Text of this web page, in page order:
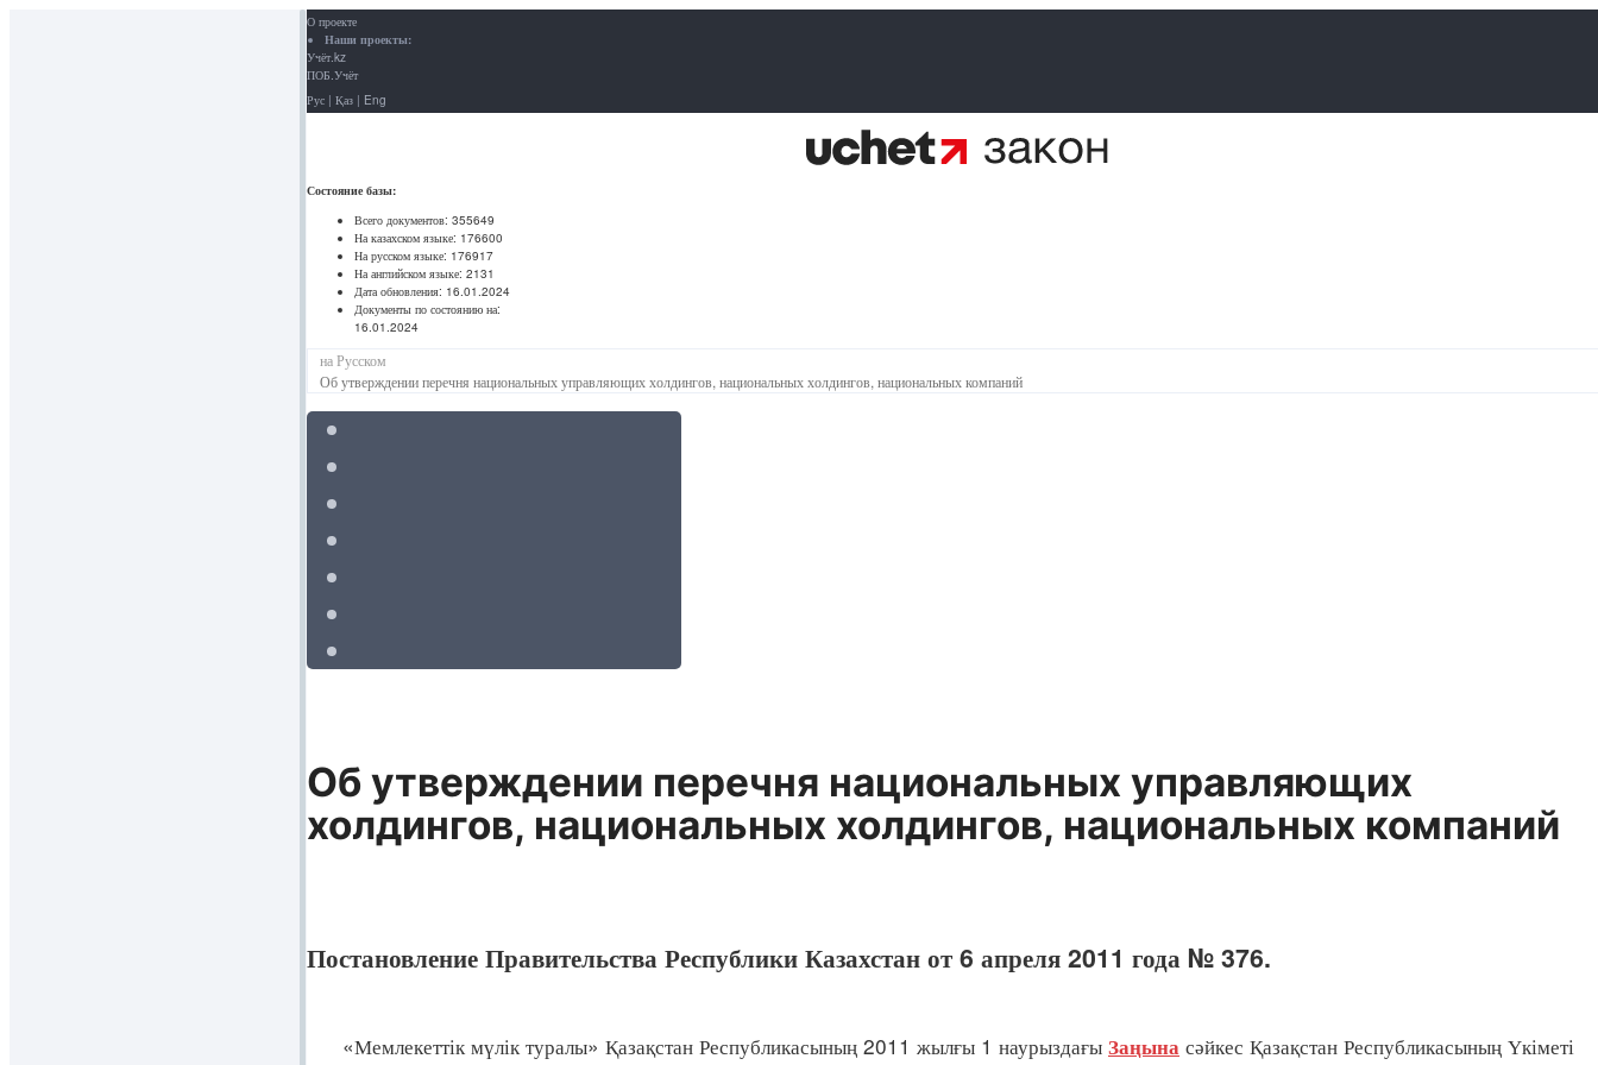
О проекте
Наши проекты:
Учёт.kz
ПОБ.Учёт
Рус | Қаз | Eng
Состояние базы:
Всего документов: 355649
На казахском языке: 176600
На русском языке: 176917
На английском языке: 2131
Дата обновления: 16.01.2024
Документы по состоянию на:
16.01.2024
на Русском
Об утверждении перечня национальных управляющих холдингов, национальных холдингов, национальных компаний
Об утверждении перечня национальных управляющих
холдингов, национальных холдингов, национальных компаний
Постановление Правительства Республики Казахстан от 6 апреля 2011 года № 376.
«Мемлекеттік мүлік туралы» Қазақстан Республикасының 2011 жылғы 1 наурыздағы Заңына сәйкес Қазақстан Республикасының Үкіметі